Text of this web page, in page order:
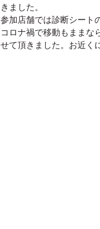
きました。
参加店舗では診断シート
コロナ禍で移動もままな
せて頂きました。お近く